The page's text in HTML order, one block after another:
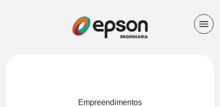
Empreendimentos